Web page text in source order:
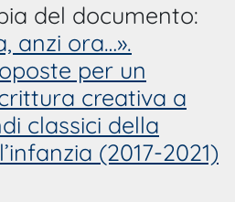
del documento:
anzi ora…».
per un
creativa a
classici della
(2017-2021)